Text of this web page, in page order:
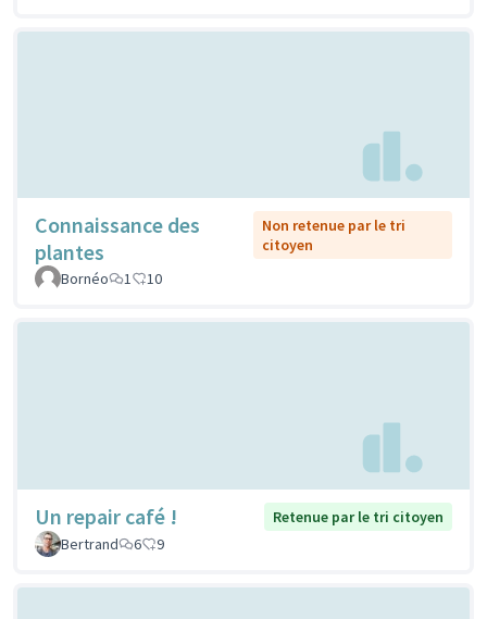
Connaissance des
plantes
Non retenue par le tri
citoyen
Bornéo
1 10
Un repair café !
Retenue par le tri citoyen
Bertrand
6 9